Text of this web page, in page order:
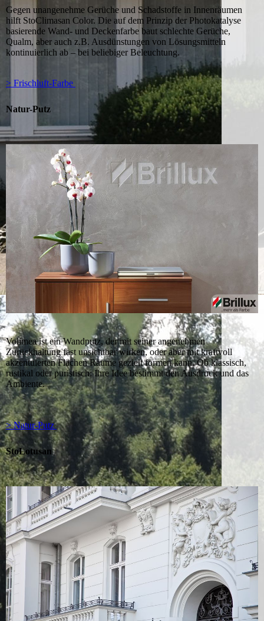
Gegen unangenehme Gerüche und Schadstoffe in Innenräumen
hilft StoClimasan Color. Die auf dem Prinzip der Photokatalyse
basierende Wand- und Deckenfarbe baut schlechte Gerüche,
Qualm, aber auch z.B. Ausdünstungen von Lösungsmitteln
kontinuierlich ab – bei beliebiger Beleuchtung.
> Frischluft-Farbe
Natur-Putz
Volimea ist ein Wandputz, der mit seiner angenehmen
Zurückhaltung fast unsichtbar wirken, oder aber mit kraftvoll
akzentuierten Flächen Räume gezielt formen kann. Ob klassisch,
rustikal oder puristisch: Ihre Idee bestimmt den Ausdruck und das
Ambiente.
> Natur-Putz
StoLotusan